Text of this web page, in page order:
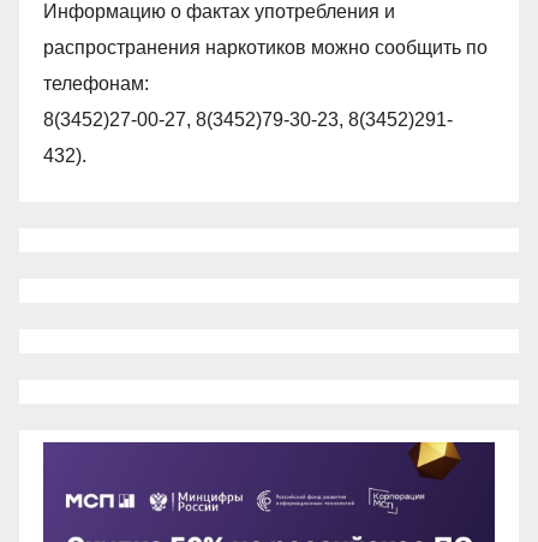
Информацию о фактах употребления и
распространения наркотиков можно сообщить по
телефонам:
8(3452)27-00-27, 8(3452)79-30-23, 8(3452)291-
432).